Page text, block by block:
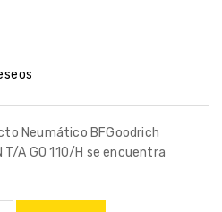
Neumático BFGoodrich
A GO 110/H se encuentra